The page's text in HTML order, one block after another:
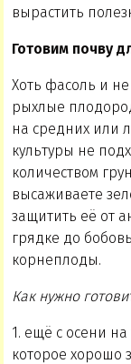
вырастить
Готовим почву
Хоть фасоль и
рыхлые
на средних или
культуры не
количеством
высаживаете
защитить её от
грядке до
корнеплоды.
Как нужно
1. ещё с осени на
которое хорошо